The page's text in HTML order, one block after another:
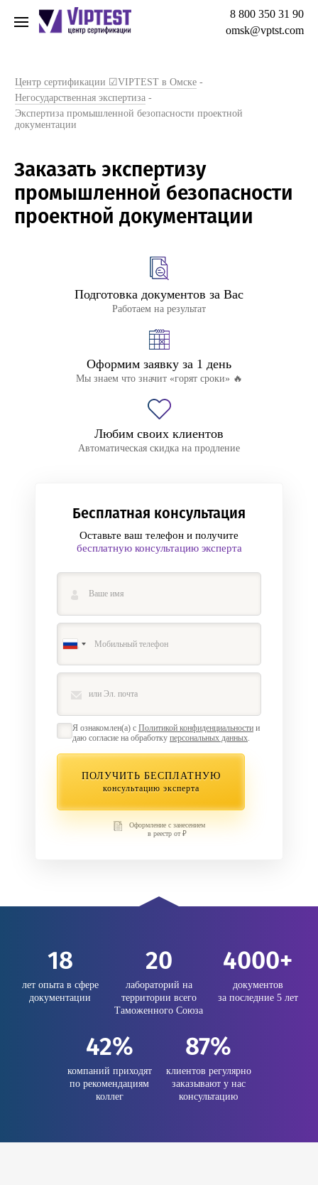
8 800 350 31 90
omsk@vptst.com
Центр сертификации ☑VIPTEST в Омске -
Негосударственная экспертиза -
Экспертиза промышленной безопасности проектной
документации
Заказать экспертизу
промышленной безопасности
проектной документации
Подготовка документов за Вас
Работаем на результат
Оформим заявку за 1 день
Мы знаем что значит «горят сроки» 🔥
Любим своих клиентов
Автоматическая скидка на продление
Бесплатная консультация
Оставьте ваш телефон и получите
бесплатную консультацию эксперта
Я ознакомлен(а) с Политикой конфиденциальности и
даю согласие на обработку персональных данных
ПОЛУЧИТЬ БЕСПЛАТНУЮ
консультацию эксперта
Оформление с занесением
в реестр от ₽
18
лет опыта в сфере
документации
20
лабораторий на
территории всего
Таможенного Союза
4000+
документов
за последние 5 лет
42%
компаний приходят
по рекомендациям
коллег
87%
клиентов регулярно
заказывают у нас
консультацию